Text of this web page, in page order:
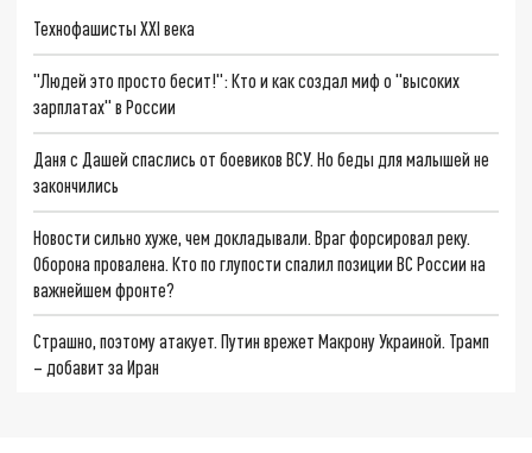
Технофашисты XXI века
"Людей это просто бесит!": Кто и как создал миф о "высоких
зарплатах" в России
Даня с Дашей спаслись от боевиков ВСУ. Но беды для малышей не
закончились
Новости сильно хуже, чем докладывали. Враг форсировал реку.
Оборона провалена. Кто по глупости спалил позиции ВС России на
важнейшем фронте?
Страшно, поэтому атакует. Путин врежет Макрону Украиной. Трамп
– добавит за Иран